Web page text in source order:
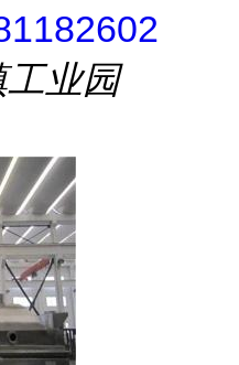
业园